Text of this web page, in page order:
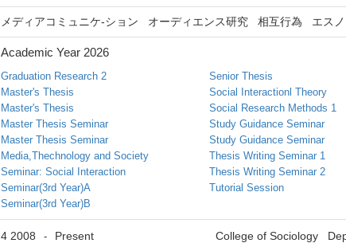
メディアコミュニケ-ション オーディエンス研究 相互行為 エス
Academic Year 2026
Graduation Research 2
Master's Thesis
Master's Thesis
Master Thesis Seminar
Master Thesis Seminar
Media,Thechnology and Society
Seminar: Social Interaction
Seminar(3rd Year)A
Seminar(3rd Year)B
Senior Thesis
Social Interactionl Theory
Social Research Methods 1
Study Guidance Seminar
Study Guidance Seminar
Thesis Writing Seminar 1
Thesis Writing Seminar 2
Tutorial Session
4 2008 - Present
College of Sociology